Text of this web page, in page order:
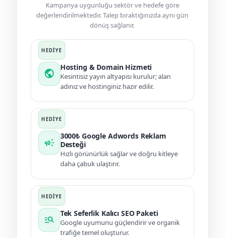
Kampanya uygunluğu sektör ve hedefe göre
değerlendirilmektedir. Talep bıraktığınızda aynı gün
dönüş sağlanır.
public
Hosting & Domain Hizmeti
Kesintisiz yayın altyapısı kurulur; alan
adınız ve hostinginiz hazır edilir.
campaign
3000₺ Google Adwords Reklam
Desteği
Hızlı görünürlük sağlar ve doğru kitleye
daha çabuk ulaştırır.
manage_search
Tek Seferlik Kalıcı SEO Paketi
Google uyumunu güçlendirir ve organik
trafiğe temel oluşturur.